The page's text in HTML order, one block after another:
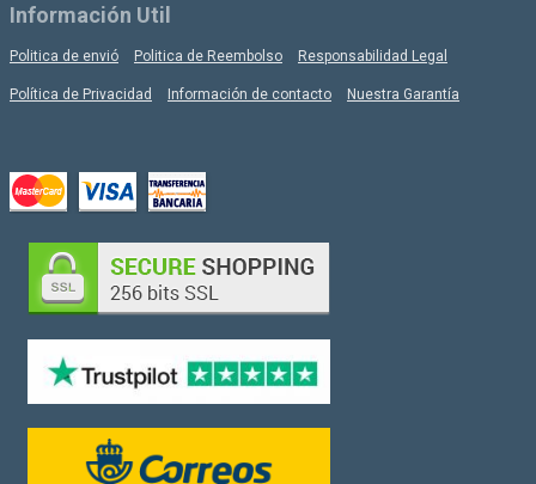
Información Util
Politica de envió Politica de Reembolso Responsabilidad Legal
Política de Privacidad Información de contacto Nuestra Garantía